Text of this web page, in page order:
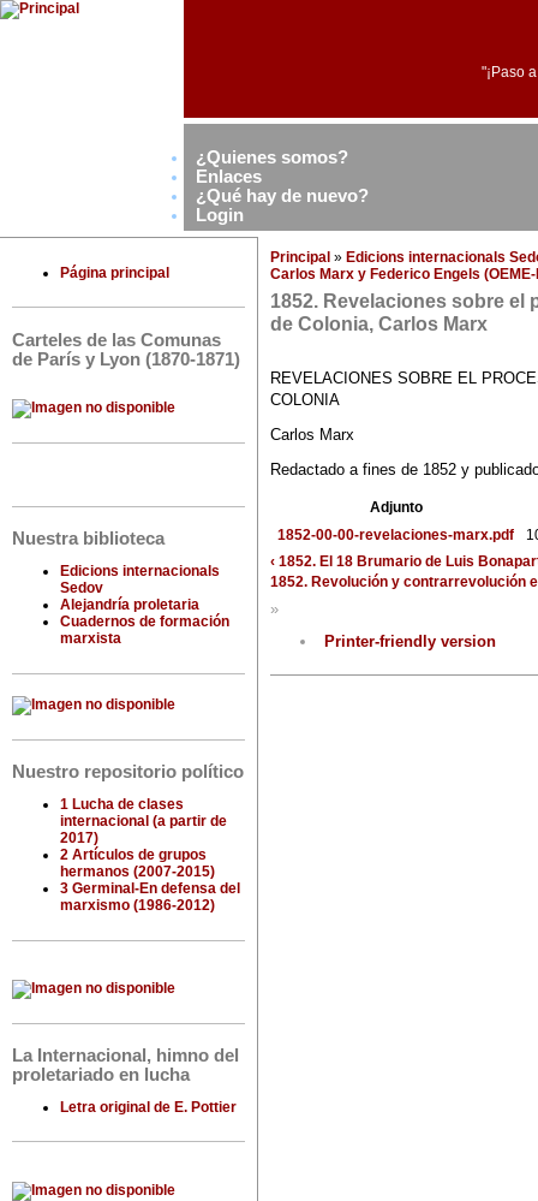
"¡Paso
¿Quienes somos?
Enlaces
¿Qué hay de nuevo?
Login
Página principal
Carteles de las Comunas
de París y Lyon (1870-1871)
Nuestra biblioteca
Edicions internacionals
Sedov
Alejandría proletaria
Cuadernos de formación
marxista
Nuestro repositorio político
1 Lucha de clases
internacional (a partir de
2017)
2 Artículos de grupos
hermanos (2007-2015)
3 Germinal-En defensa del
marxismo (1986-2012)
La Internacional, himno del
proletariado en lucha
Letra original de E. Pottier
Principal » Edicions internacionals
Carlos Marx y Federico Engels (OEME-
1852. Revelaciones sobre
de Colonia, Carlos Marx
REVELACIONES SOBRE EL
COLONIA
Carlos Marx
Redactado a fines de 1852 y
Adjunto
1852-00-00-revelaciones-marx.pdf
‹ 1852. El 18 Brumario de Luis
1852. Revolución y contrarrevolución
»
Printer-friendly version